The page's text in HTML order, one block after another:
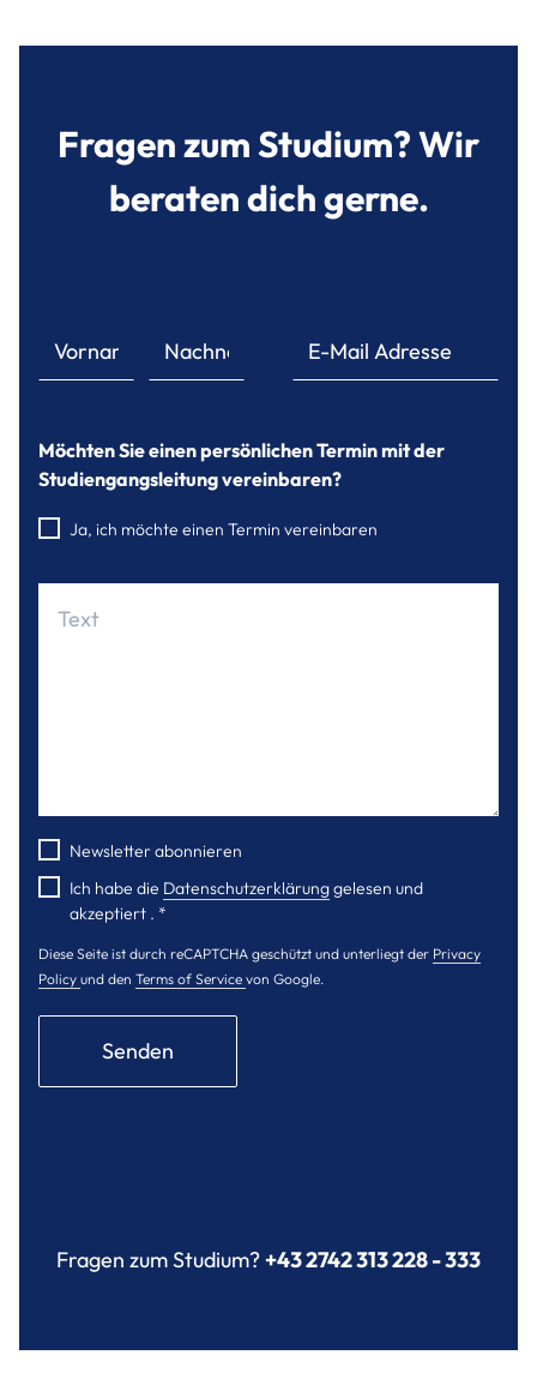
Fragen zum Studium? Wir
beraten dich gerne.
Möchten Sie einen persönlichen Termin mit der
Studiengangsleitung vereinbaren?
Ja, ich möchte einen Termin vereinbaren
Newsletter abonnieren
Ich habe die Datenschutzerklärunggelesen und
akzeptiert . *
Diese Seite ist durch reCAPTCHA geschützt und unterliegt der Privacy
Policy und den Terms of Service von Google.
Senden
Fragen zum Studium?+43 2742 313 228 - 333